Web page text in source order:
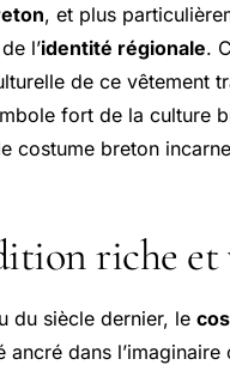
, et plus
l’identité régionale.
de ce vêtement
fort de la culture
costume breton
riche et
du siècle dernier, le
ancré dans